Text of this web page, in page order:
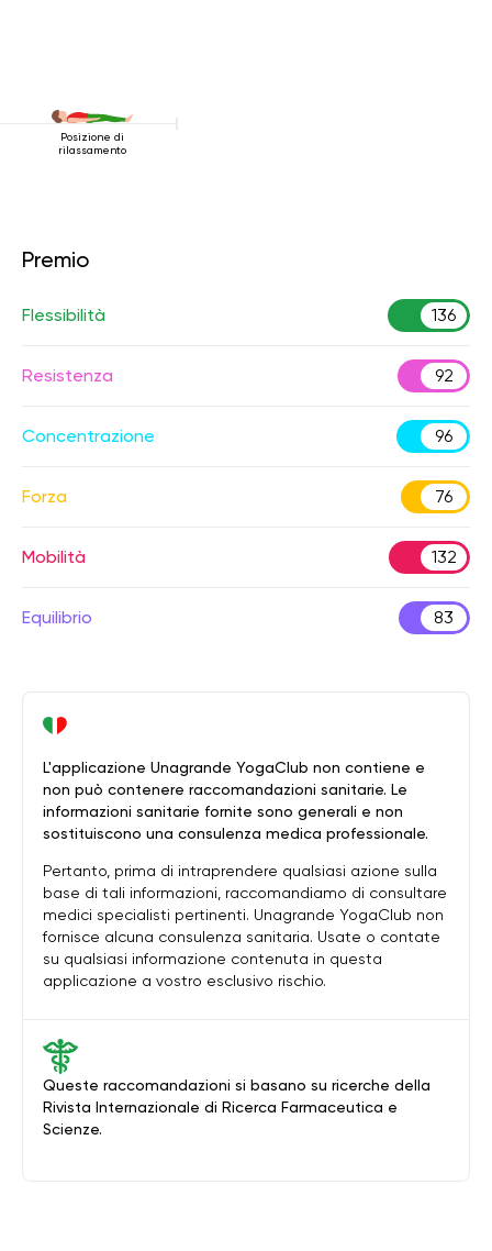
Posizione di
rilassamento
Premio
Flessibilità 136
Resistenza 92
Concentrazione 96
Forza 76
Mobilità 132
Equilibrio 83
Queste raccomandazioni si basano su ricerche della
Rivista Internazionale di Ricerca Farmaceutica e
Scienze.
L'applicazione Unagrande YogaClub non contiene e
non può contenere raccomandazioni sanitarie. Le
informazioni sanitarie fornite sono generali e non
sostituiscono una consulenza medica professionale.
Pertanto, prima di intraprendere qualsiasi azione sulla
base di tali informazioni, raccomandiamo di consultare
medici specialisti pertinenti. Unagrande YogaClub non
fornisce alcuna consulenza sanitaria. Usate o contate
su qualsiasi informazione contenuta in questa
applicazione a vostro esclusivo rischio.